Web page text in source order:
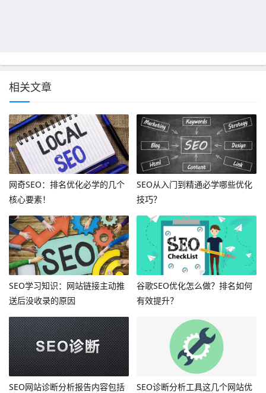
相关文章
网奇SEO：排名优化必学的几个
核心要素！
SEO从入门到精通必学哪些优化
技巧？
SEO学习知识：网站链接主动推
送后没收录的原因
谷歌SEO优化怎么做？排名如何
有效提升？
SEO网站诊断分析报告内容包括
SEO诊断分析工具这几个网站优